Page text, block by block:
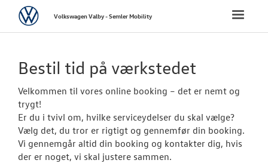
BRUGTE BILER
VÆRKSTED
Toggle
VolkswagenVolkswagen Valby - Semler Mobility
Bestil tid på værkstedet
Velkommen til vores online booking – det er nemt og
trygt!
Er du i tvivl om, hvilke serviceydelser du skal vælge?
Vælg det, du tror er rigtigt og gennemfør din booking.
Vi gennemgår altid din booking og kontakter dig, hvis
der er noget, vi skal justere sammen.